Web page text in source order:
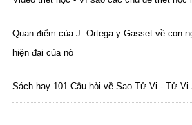
Quan điểm của J. Ortega y Gasset về con
hiện đại của nó
Sách hay 101 Câu hỏi về Sao Tử Vi - Tử